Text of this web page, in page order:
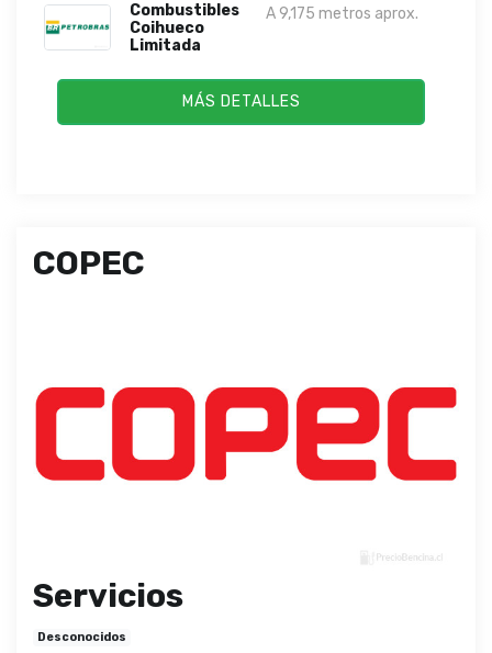
Combustibles
Coihueco
Limitada
A 9,175 metros aprox.
MÁS DETALLES
COPEC
Servicios
Desconocidos